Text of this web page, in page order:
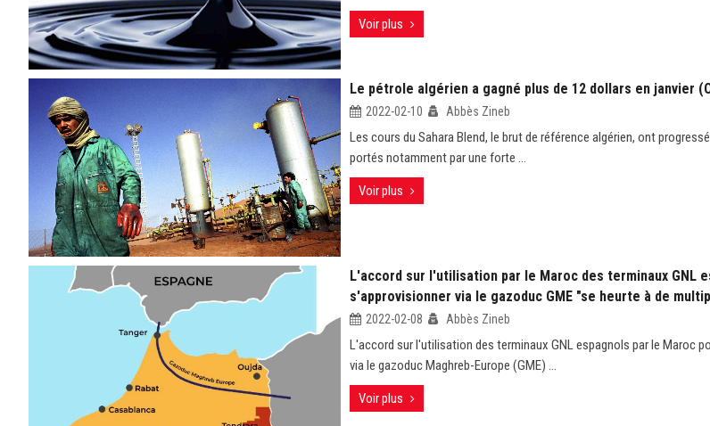
Voir plus
Le pétrole algérien a gagné plus de 12 dollars en janvier
2022-02-10 Abbès Zineb
Les cours du Sahara Blend, le brut de référence algérien, ont
portés notamment par une forte ...
Voir plus
L'accord sur l'utilisation par le Maroc des terminaux GNL
s'approvisionner via le gazoduc GME "se heurte à de
2022-02-08 Abbès Zineb
L'accord sur l'utilisation des terminaux GNL espagnols par le Maroc
via le gazoduc Maghreb-Europe (GME) ...
Voir plus